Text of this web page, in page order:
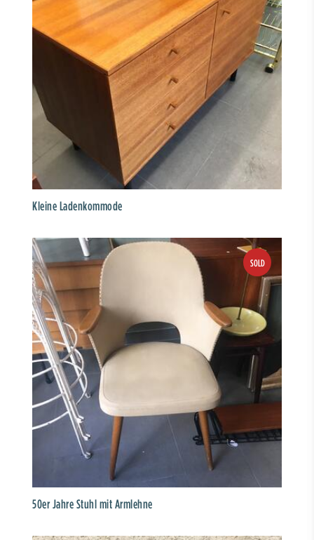
Kleine Ladenkommode
50er Jahre Stuhl mit Armlehne